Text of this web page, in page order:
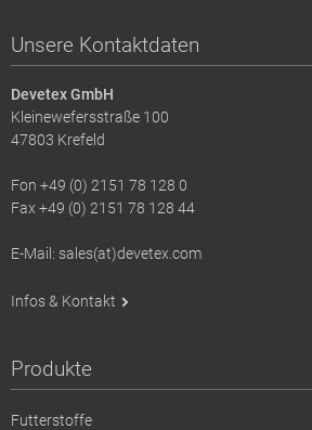
Unsere Kontaktdaten
Devetex GmbH
Kleinewefersstraße 100
47803 Krefeld
Fon +49 (0) 2151 78 128 0
Fax +49 (0) 2151 78 128 44
E-Mail: sales(at)devetex.com
Infos & Kontakt
Produkte
Futterstoffe